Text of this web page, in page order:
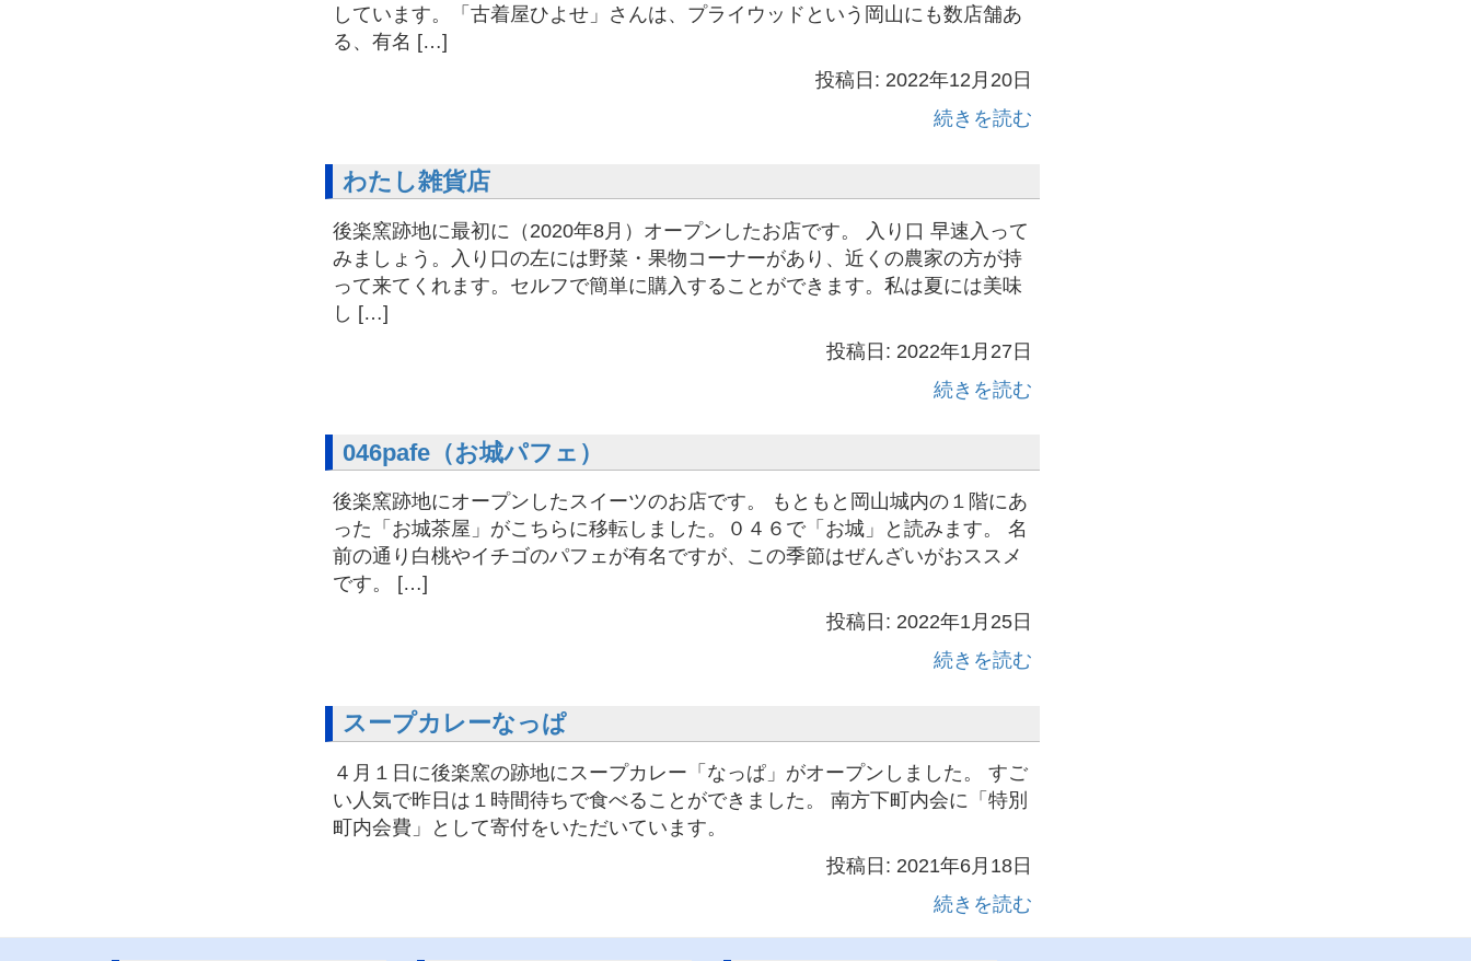
しています。「古着屋ひよせ」さんは、プライウッドという岡山にも数店舗あ
る、有名 […]
投稿日: 2022年12月20日
続きを読む
わたし雑貨店
後楽窯跡地に最初に（2020年8月）オープンしたお店です。 入り口 早速入って
みましょう。入り口の左には野菜・果物コーナーがあり、近くの農家の方が持
って来てくれます。セルフで簡単に購入することができます。私は夏には美味
し […]
投稿日: 2022年1月27日
続きを読む
046pafe（お城パフェ）
後楽窯跡地にオープンしたスイーツのお店です。 もともと岡山城内の１階にあ
った「お城茶屋」がこちらに移転しました。０４６で「お城」と読みます。 名
前の通り白桃やイチゴのパフェが有名ですが、この季節はぜんざいがおススメ
です。 […]
投稿日: 2022年1月25日
続きを読む
スープカレーなっぱ
４月１日に後楽窯の跡地にスープカレー「なっぱ」がオープンしました。 すご
い人気で昨日は１時間待ちで食べることができました。 南方下町内会に「特別
町内会費」として寄付をいただいています。
投稿日: 2021年6月18日
続きを読む